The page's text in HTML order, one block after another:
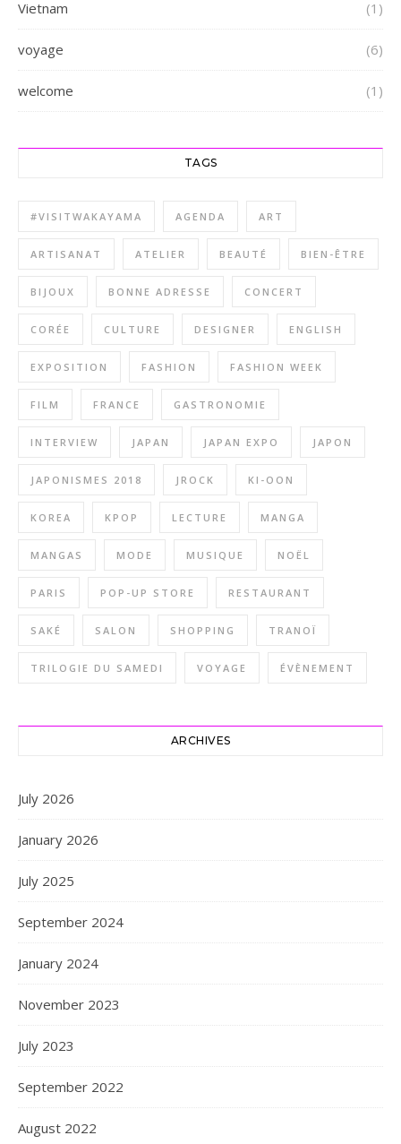
Vietnam (1)
voyage (6)
welcome (1)
TAGS
#VISITWAKAYAMA AGENDA ART
ARTISANAT ATELIER BEAUTÉ BIEN-ÊTRE
BIJOUX BONNE ADRESSE CONCERT
CORÉE CULTURE DESIGNER ENGLISH
EXPOSITION FASHION FASHION WEEK
FILM FRANCE GASTRONOMIE
INTERVIEW JAPAN JAPAN EXPO JAPON
JAPONISMES 2018 JROCK KI-OON
KOREA KPOP LECTURE MANGA
MANGAS MODE MUSIQUE NOËL
PARIS POP-UP STORE RESTAURANT
SAKÉ SALON SHOPPING TRANOÏ
TRILOGIE DU SAMEDI VOYAGE ÉVÈNEMENT
ARCHIVES
July 2026
January 2026
July 2025
September 2024
January 2024
November 2023
July 2023
September 2022
August 2022